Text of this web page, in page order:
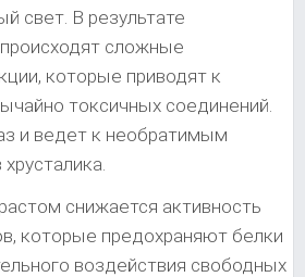
свет. В результате
сложные
которые приводят к
токсичных соединений.
и ведет к необратимым
снижается активность
которые предохраняют белки
воздействия свободных